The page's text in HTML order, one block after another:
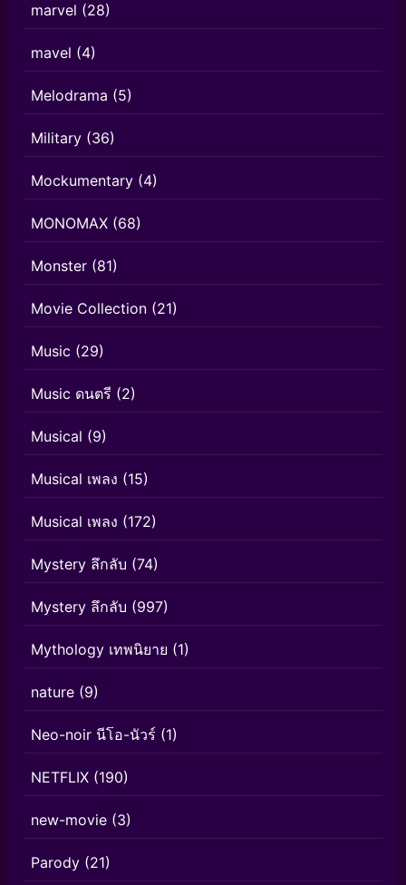
marvel (28)
mavel (4)
Melodrama (5)
Military (36)
Mockumentary (4)
MONOMAX (68)
Monster (81)
Movie Collection (21)
Music (29)
Music ดนตรี (2)
Musical (9)
Musical เพลง (15)
Musical เพลง (172)
Mystery ลึกลับ (74)
Mystery ลึกลับ (997)
Mythology เทพนิยาย (1)
nature (9)
Neo-noir นีโอ-นัวร์ (1)
NETFLIX (190)
new-movie (3)
Parody (21)